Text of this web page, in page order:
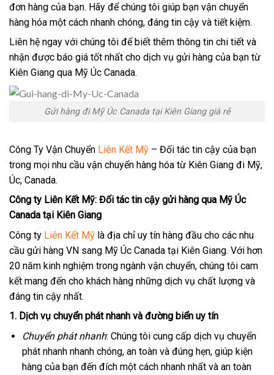
đơn hàng của bạn. Hãy để chúng tôi giúp bạn vận chuyển
hàng hóa một cách nhanh chóng, đáng tin cậy và tiết kiệm.
Liên hệ ngay với chúng tôi để biết thêm thông tin chi tiết và
nhận được báo giá tốt nhất cho dịch vụ gửi hàng của bạn từ
Kiên Giang qua Mỹ Úc Canada.
Gửi hàng đi Mỹ Úc Canada tại Kiên Giang giá rẻ
Công Ty Vận Chuyển Liên Kết Mỹ – Đối tác tin cậy của bạn
trong mọi nhu cầu vận chuyển hàng hóa từ Kiên Giang đi Mỹ,
Úc, Canada.
Công ty Liên Kết Mỹ: Đối tác tin cậy gửi hàng qua Mỹ Úc
Canada tại Kiên Giang
Công ty Liên Kết Mỹ là địa chỉ uy tín hàng đầu cho các nhu
cầu gửi hàng VN sang Mỹ Úc Canada tại Kiên Giang. Với hơn
20 năm kinh nghiệm trong ngành vận chuyển, chúng tôi cam
kết mang đến cho khách hàng những dịch vụ chất lượng và
đáng tin cậy nhất.
1. Dịch vụ chuyển phát nhanh và đường biển uy tín
Chuyển phát nhanh: Chúng tôi cung cấp dịch vụ chuyển
phát nhanh nhanh chóng, an toàn và đúng hẹn, giúp kiện
hàng của bạn đến đích một cách nhanh nhất và an toàn